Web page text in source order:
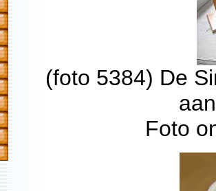
(foto 5384) De
Foto